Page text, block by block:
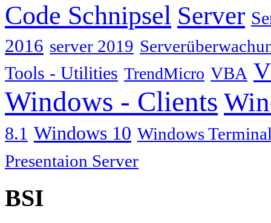
Code Schnipsel Server
2016 server 2019
Tools - Utilities TrendMicro VBA
Windows - Clients
8.1 Windows 10 Windows
Presentaion Server
BSI